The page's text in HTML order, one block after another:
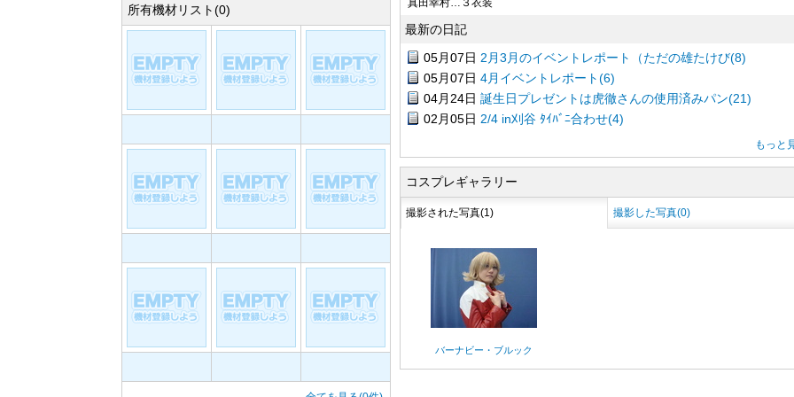
所有機材リスト(0) 真田幸村…３衣装
最新の日記
05月07日 2月3月のイベントレポート（ただの雄たけび(8)
05月07日 4月イベントレポート(6)
04月24日 誕生日プレゼントは虎徹さんの使用済みパン(21)
02月05日 2/4 in刈谷 ﾀｲﾊﾞﾆ合わせ(4)
もっと
コスプレギャラリー
撮影された写真(1) 撮影した写真(0)
バーナビー・ブルック